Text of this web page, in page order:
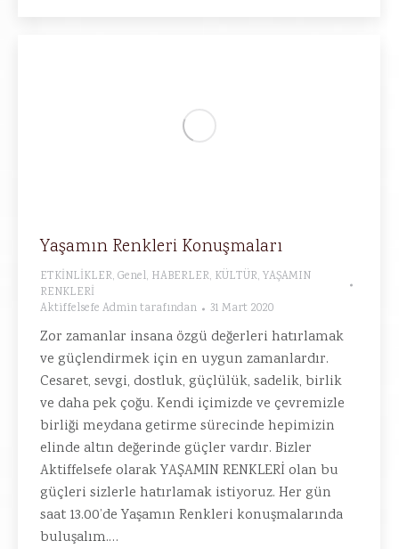
Yaşamın Renkleri Konuşmaları
ETKİNLİKLER, Genel, HABERLER, KÜLTÜR, YAŞAMIN
RENKLERİ
Aktiffelsefe Admintarafından 31 Mart 2020
Zor zamanlar insana özgü değerleri hatırlamak
ve güçlendirmek için en uygun zamanlardır.
Cesaret, sevgi, dostluk, güçlülük, sadelik, birlik
ve daha pek çoğu. Kendi içimizde ve çevremizle
birliği meydana getirme sürecinde hepimizin
elinde altın değerinde güçler vardır. Bizler
Aktiffelsefe olarak YAŞAMIN RENKLERİ olan bu
güçleri sizlerle hatırlamak istiyoruz. Her gün
saat 13.00’de Yaşamın Renkleri konuşmalarında
buluşalım.…